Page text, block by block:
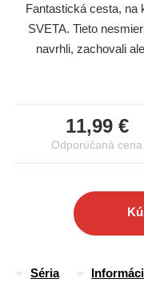
Fantastická cesta, na
SVETA. Tieto
navrhli, zachovali
prevedie jedinečná
Riu de Janeiro, od
sa veľa
11,99 €
Odporúčaná cena
Séria